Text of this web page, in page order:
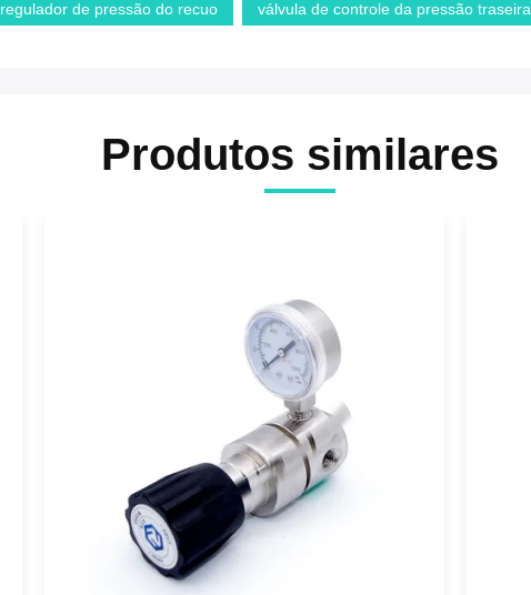
regulador de pressão do recuo válvula de controle da pressão traseira
Produtos similares